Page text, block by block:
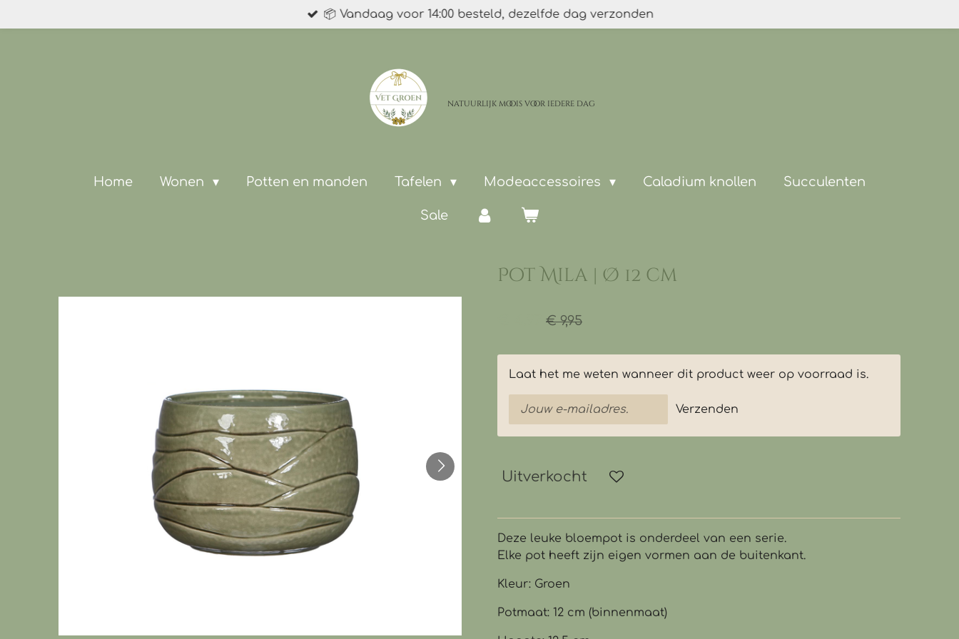
direct
📦 Vandaag voor 14:00 besteld, dezelfde dag verzonden
natuurlijk moois voor iedere dag
Home Wonen Potten en manden Tafelen Modeaccessoires Caladium knollen Succulenten
Sale
Pot Mila | Ø 12 cm
€ 9,95
Laat het me weten wanneer dit product weer op voorraad is.
Verzenden
Uitverkocht
Deze leuke bloempot is onderdeel van een serie.
Elke pot heeft zijn eigen vormen aan de buitenkant.
Kleur: Groen
Potmaat: 12 cm (binnenmaat)